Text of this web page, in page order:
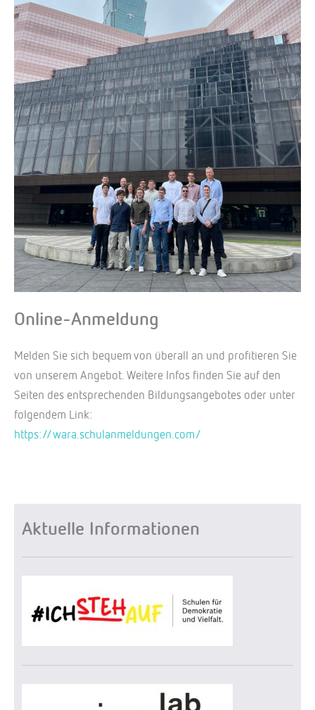
Aktuelle Informationen
Online-Anmeldung
Melden Sie sich bequem von überall an und profitieren Sie
von unserem Angebot. Weitere Infos finden Sie auf den
Seiten des entsprechenden Bildungsangebotes oder unter
folgendem Link:
https://wara.schulanmeldungen.com/